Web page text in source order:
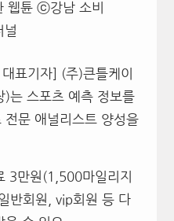
웹튠 ⓒ강남 소비
널
표기자] (주)큰틀케이
)는 스포츠 예측 정보를
전문 애널리스트 양성을
3만원(1,500마일리지
반회원, vip회원 등 다